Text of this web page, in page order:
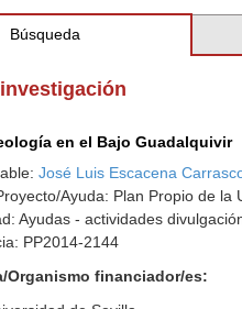
Búsqueda
en el Bajo Guadalquivir
José Luis Escacena
Ayuda: Plan Propio de la
Ayudas - actividades
PP2014-2144
Organismo financiador/es: